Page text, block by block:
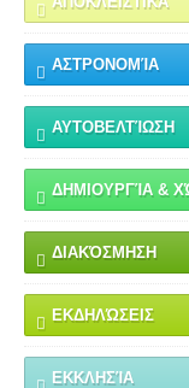
ΑΣΤΡΟΝΟΜΊΑ
ΑΥΤΟΒΕΛΤΊΩΣΗ
ΔΗΜΙΟΥΡΓΊΑ &
ΔΙΑΚΌΣΜΗΣΗ
ΕΚΔΗΛΏΣΕΙΣ
ΕΚΚΛΗΣΊΑ